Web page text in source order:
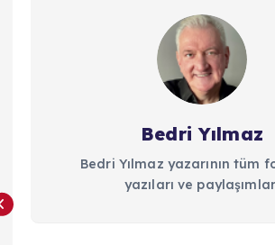
Bedri Yılmaz
Bedri Yılmaz yazarının tüm
yazıları ve